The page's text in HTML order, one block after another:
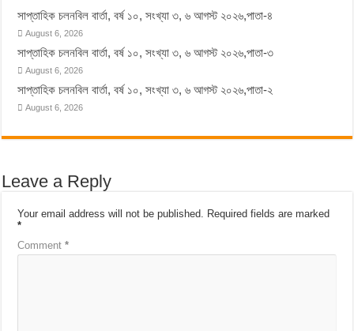
সাপ্তাহিক চলনবিল বার্তা, বর্ষ ১০, সংখ্যা ৩, ৬ আগস্ট ২০২৬,পাতা-৪
August 6, 2026
সাপ্তাহিক চলনবিল বার্তা, বর্ষ ১০, সংখ্যা ৩, ৬ আগস্ট ২০২৬,পাতা-৩
August 6, 2026
সাপ্তাহিক চলনবিল বার্তা, বর্ষ ১০, সংখ্যা ৩, ৬ আগস্ট ২০২৬,পাতা-২
August 6, 2026
Leave a Reply
Your email address will not be published. Required fields are marked
*
Comment*